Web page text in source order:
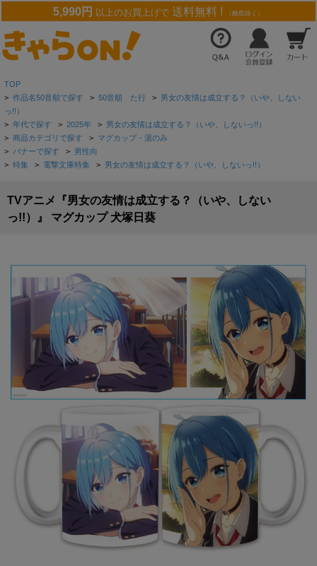
5,990円 以上のお買上げで 送料無料 ! （離島除く）
TOP
> 作品名50音順で探す > 50音順 た行 > 男女の友情は成立する？（いや、しない
っ!!）
> 年代で探す > 2025年 > 男女の友情は成立する？（いや、しないっ!!）
> 商品カテゴリで探す > マグカップ・湯のみ
> バナーで探す > 男性向
> 特集 > 電撃文庫特集 > 男女の友情は成立する？（いや、しないっ!!）
TVアニメ『男女の友情は成立する？（いや、しない
っ!!）』 マグカップ 犬塚日葵